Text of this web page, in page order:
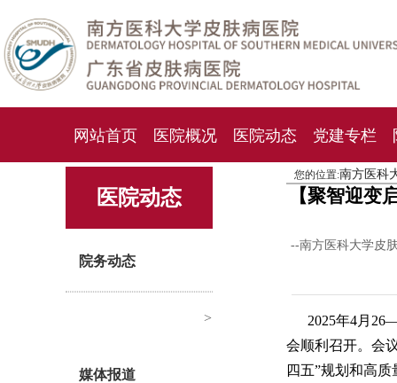
网站首页 医院概况 医院动态 党建专栏
化妆品检测中心 就诊指南 人才
医院动态
院务动态
>
媒体报道
您的位置:南方医科
【聚智迎变
--南方医科大学皮
2025年4月
会顺利召开。会
四五”规划和高